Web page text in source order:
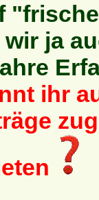
ja
ihr